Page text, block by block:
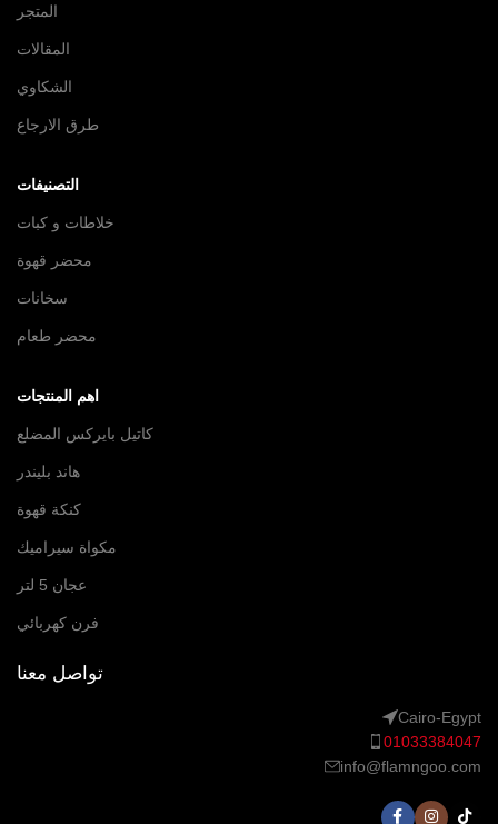
المتجر
المقالات
الشكاوي
طرق الارجاع
التصنيفات
خلاطات و كبات
محضر قهوة
سخانات
محضر طعام
اهم المنتجات
كاتيل بايركس المضلع
هاند بليندر
كنكة قهوة
مكواة سيراميك
عجان 5 لتر
فرن كهربائي
تواصل معنا
Cairo-Egypt
01033384047
info@flamngoo.com